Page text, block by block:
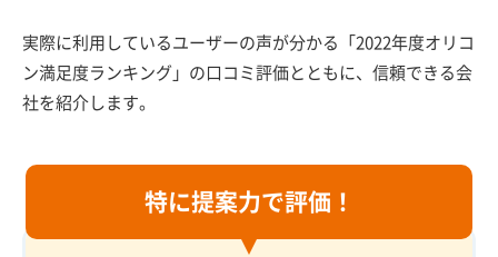
実際に利用しているユーザーの声が分かる 「2022年度オリコ
ン満足度ランキング」の口コミ評価とともに、信頼できる会
社を紹介します。
特に提案力で評価！